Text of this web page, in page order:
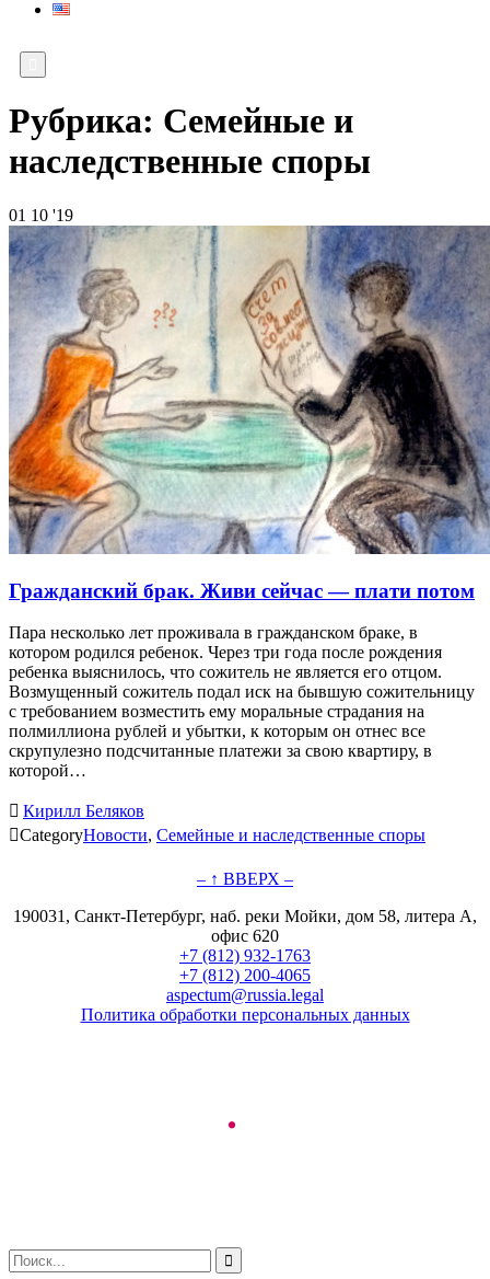
Рубрика: Семейные и
наследственные споры
01 10 '19
Гражданский брак. Живи сейчас — плати потом
Пара несколько лет проживала в гражданском браке, в
котором родился ребенок. Через три года после рождения
ребенка выяснилось, что сожитель не является его отцом.
Возмущенный сожитель подал иск на бывшую сожительницу
с требованием возместить ему моральные страдания на
полмиллиона рублей и убытки, к которым он отнес все
скрупулезно подсчитанные платежи за свою квартиру, в
которой…
 Кирилл Беляков
CategoryНовости, Семейные и наследственные споры
– ↑ ВВЕРХ –
190031, Санкт-Петербург, наб. реки Мойки, дом 58, литера А,
офис 620
+7 (812) 932-1763
+7 (812) 200-4065
aspectum@russia.legal
Политика обработки персональных данных
